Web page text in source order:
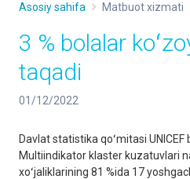
Asosiy sahifa Matbuot xizmati
3 % bolalar
taqadi
01/12/2022
Davlat statistika qoʻmitasi
Multiindikator klaster kuzatuvlari
xoʻjaliklarining 81 %ida 17